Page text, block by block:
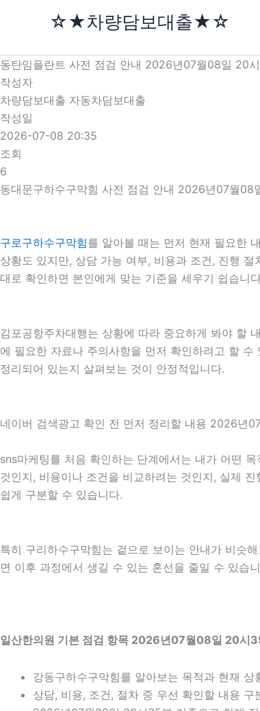
로
건
너
뛰
기
☆★차량담보대출★☆
동탄임플란트 사전 점검 안내 2026년07월08일 20
작성자
차량담보대출 자동차담보대출
작성일
2026-07-08 20:35
조회
6
동대문구하수구막힘 사전 점검 안내 2026년07월08
구로구하수구막힘를 알아볼 때는 먼저 현재 필요한
상황도 있지만, 상담 가능 여부, 비용과 조건, 진행
대로 확인하면 본인에게 맞는 기준을 세우기 쉽습니
김포공항주차대행는 상황에 따라 중요하게 봐야 할
에 필요한 자료나 주의사항을 먼저 확인하려고 할
정리되어 있는지 살펴보는 것이 안정적입니다.
네이버 검색광고 확인 전 먼저 정리할 내용 2026년
sns마케팅를 처음 확인하는 단계에서는 내가 어떤
것인지, 비용이나 조건을 비교하려는 것인지, 실제
쉽게 구분할 수 있습니다.
특히 구리하수구막힘는 겉으로 보이는 안내가 비슷
면 이후 과정에서 생길 수 있는 혼선을 줄일 수 있
일산한의원 기본 점검 항목 2026년07월08일 20시
강동구하수구막힘를 알아보는 목적과 현재 상
상담, 비용, 조건, 절차 중 우선 확인할 내용 구